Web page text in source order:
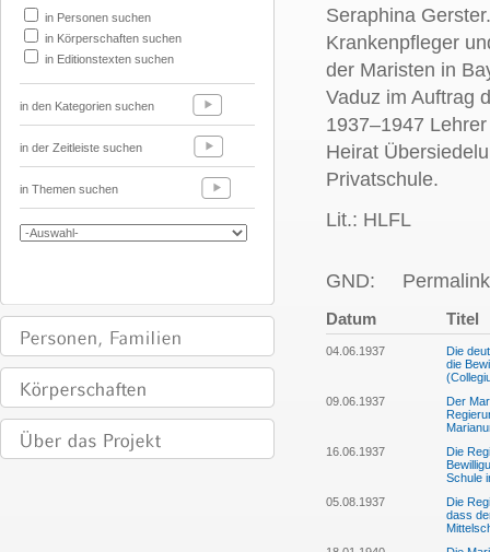
in Personen suchen
in Körperschaften suchen
in Editionstexten suchen
in den Kategorien suchen
in der Zeitleiste suchen
in Themen suchen
Seraphina
Krankenpfleger
der Maristen in
Vaduz im Auftrag
1937–1947
Heirat
Privatschule.
Lit.: HLFL
GND:
Datum Titel
04.06.1937
Die
die
09.06.1937
Der
16.06.1937
Die
Schule
05.08.1937
Die
dass